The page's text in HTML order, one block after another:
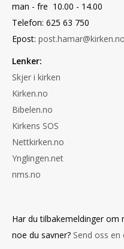
man - fre 10.00 - 14.00
Telefon: 625 63 750
Epost: post.hamar@kirken.no
Lenker:
Skjer i kirken
Kirken.no
Bibelen.no
Kirkens SOS
Nettkirken.no
Ynglingen.net
nms.no
Har du tilbakemeldinger om
noe du savner? Send oss